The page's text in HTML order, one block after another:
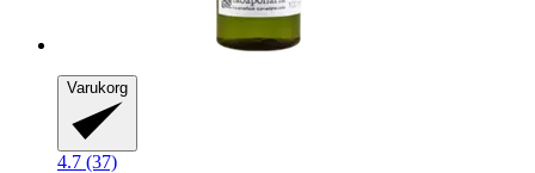
Varukorg
4.7 (37)